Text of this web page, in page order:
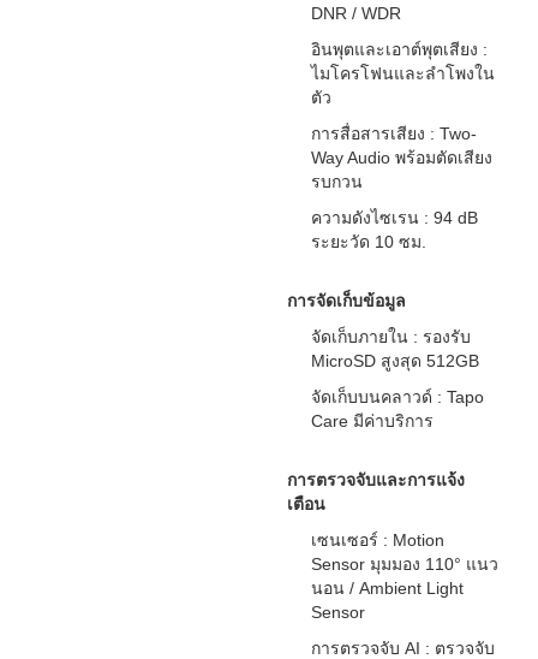
DNR / WDR
อินพุตและเอาต์พุตเสียง :
ไมโครโฟนและลำโพงใน
ตัว
การสื่อสารเสียง : Two-
Way Audio พร้อมตัดเสียง
รบกวน
ความดังไซเรน : 94 dB
ระยะวัด 10 ซม.
การจัดเก็บข้อมูล
จัดเก็บภายใน : รองรับ
MicroSD สูงสุด 512GB
จัดเก็บบนคลาวด์ : Tapo
Care มีค่าบริการ
การตรวจจับและการแจ้ง
เตือน
เซนเซอร์ : Motion
Sensor มุมมอง 110° แนว
นอน / Ambient Light
Sensor
การตรวจจับ AI : ตรวจจับ